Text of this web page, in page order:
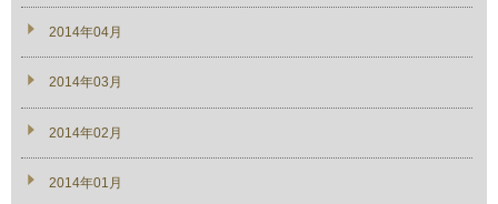
2014年04月
2014年03月
2014年02月
2014年01月